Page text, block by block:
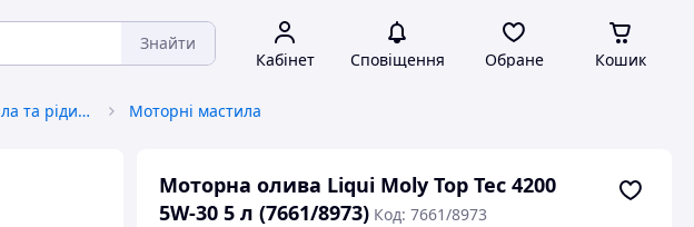
Знайти
Кабінет Сповіщення Обране Кошик
Авто, мото масла, мастила та рідини Моторні мастила
Моторна олива Liqui Moly Top Tec 4200
5W-30 5 л (7661/8973) Код: 7661/8973